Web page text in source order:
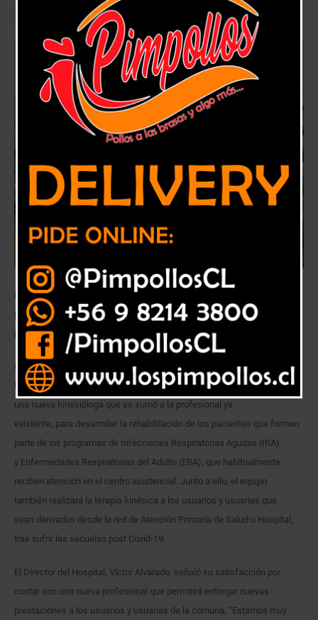
Región
El establecimiento cuenta con una nueva profesional kinesióloga que
permitirá también retomar la atención de pacientes de los
programas respiratorios IRA y ERA del centro asistencial.
La inyección de recursos por concepto de la campaña de invierno del
Ministerio de Salud, permitió al Hospital de Petorca, la contratación de
una nueva kinesióloga que se sumó a la profesional ya
existente, para desarrollar la rehabilitación de los pacientes que forman
parte de los programas de Infecciones Respiratorias Agudas (IRA)
y Enfermedades Respiratorias del Adulto (ERA), que habitualmente
reciben atención en el centro asistencial. Junto a ello, el equipo
también realizará la terapia kinésica a los usuarios y usuarias que
sean derivados desde la red de Atención Primaria de Salud u Hospital,
tras sufrir las secuelas post Covid-19.
El Director del Hospital, Víctor Alvarado, señaló su satisfacción por
contar con una nueva profesional que permitirá entregar nuevas
prestaciones a los usuarios y usuarias de la comuna, “Estamos muy